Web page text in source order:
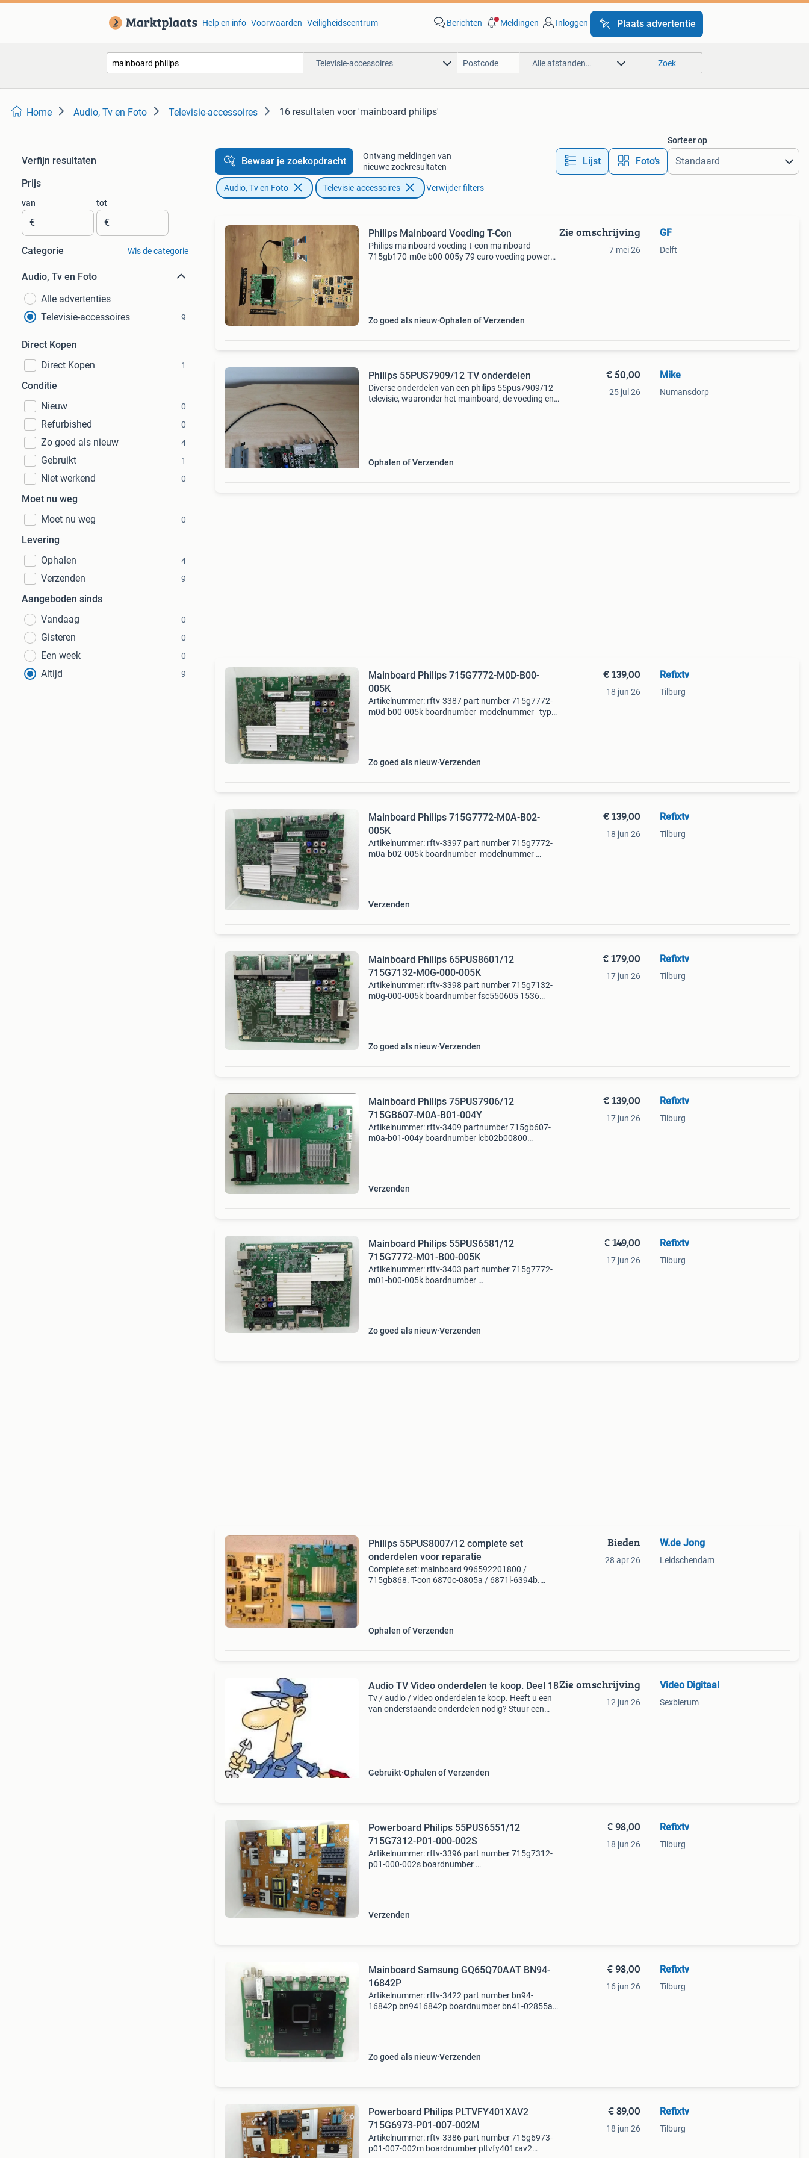
Help en info Voorwaarden Veiligheidscentrum Berichten Meldingen Inloggen Plaats advertentie
Televisie-accessoires Alle afstanden… Zoek
Home Audio, Tv en Foto Televisie-accessoires 16 resultaten voor 'mainboard philips'
Verfijn resultaten
Prijs
van
€
tot
€
Categorie Wis de categorie
Audio, Tv en Foto
Alle advertenties
Televisie-accessoires
9
Direct Kopen
Direct Kopen
1
Conditie
Nieuw
0
Refurbished 0
Zo goed als nieuw 4
Gebruikt 1
Niet werkend 0
Moet nu weg
Moet nu weg
0
Levering
Ophalen
4
Verzenden 9
Aangeboden sinds
Vandaag
0
Gisteren 0
Een week 0
Altijd 9
Bewaar je zoekopdracht
Ontvang meldingen van
nieuwe zoekresultaten
Lijst Foto’s
Sorteer op
Audio, Tv en Foto Televisie-accessoires Verwijder filters
Philips Mainboard Voeding T-Con
Philips mainboard voeding t-con mainboard
715gb170-m0e-b00-005y 79 euro voeding power
Zo goed als nieuw Ophalen of Verzenden
Zie omschrijving
7 mei 26
GF
Delft
Philips 55PUS7909/12 TV onderdelen
Diverse onderdelen van een philips 55pus7909/12
televisie, waaronder het mainboard, de voeding en
Ophalen of Verzenden
€ 50,00
25 jul 26
Mike
Numansdorp
Mainboard Philips 715G7772-M0D-B00-
005K
Artikelnummer: rftv-3387 part number 715g7772-
m0d-b00-005k boardnumber modelnummer type
Zo goed als nieuw Verzenden
€ 139,00
18 jun 26
Refixtv
Tilburg
Mainboard Philips 715G7772-M0A-B02-
005K
Artikelnummer: rftv-3397 part number 715g7772-
m0a-b02-005k boardnumber modelnummer
Verzenden
€ 139,00
18 jun 26
Refixtv
Tilburg
Mainboard Philips 65PUS8601/12
715G7132-M0G-000-005K
Artikelnummer: rftv-3398 part number 715g7132-
m0g-000-005k boardnumber fsc550605 1536
Zo goed als nieuw Verzenden
€ 179,00
17 jun 26
Refixtv
Tilburg
Mainboard Philips 75PUS7906/12
715GB607-M0A-B01-004Y
Artikelnummer: rftv-3409 partnumber 715gb607-
m0a-b01-004y boardnumber lcb02b00800
Verzenden
€ 139,00
17 jun 26
Refixtv
Tilburg
Mainboard Philips 55PUS6581/12
715G7772-M01-B00-005K
Artikelnummer: rftv-3403 part number 715g7772-
m01-b00-005k boardnumber
Zo goed als nieuw Verzenden
€ 149,00
17 jun 26
Refixtv
Tilburg
Philips 55PUS8007/12 complete set
onderdelen voor reparatie
Complete set: mainboard 996592201800 /
715gb868. T-con 6870c-0805a / 6871l-6394b.
Ophalen of Verzenden
Bieden
28 apr 26
W.de Jong
Leidschendam
Audio TV Video onderdelen te koop. Deel 18
Tv / audio / video onderdelen te koop. Heeft u een
van onderstaande onderdelen nodig? Stuur een
Gebruikt Ophalen of Verzenden
Zie omschrijving
12 jun 26
Video Digitaal
Sexbierum
Powerboard Philips 55PUS6551/12
715G7312-P01-000-002S
Artikelnummer: rftv-3396 part number 715g7312-
p01-000-002s boardnumber
Verzenden
€ 98,00
18 jun 26
Refixtv
Tilburg
Mainboard Samsung GQ65Q70AAT BN94-
16842P
Artikelnummer: rftv-3422 part number bn94-
16842p bn9416842p boardnumber bn41-02855a
Zo goed als nieuw Verzenden
€ 98,00
16 jun 26
Refixtv
Tilburg
Powerboard Philips PLTVFY401XAV2
715G6973-P01-007-002M
Artikelnummer: rftv-3386 part number 715g6973-
p01-007-002m boardnumber pltvfy401xav2
€ 89,00
18 jun 26
Refixtv
Tilburg